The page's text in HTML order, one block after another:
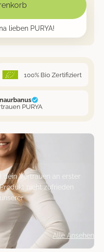
lieben PURYA!
100% Bio Zertifiziert
PURYA
dein Vertrauen an erster
nicht zufrieden
Alle Ansehen